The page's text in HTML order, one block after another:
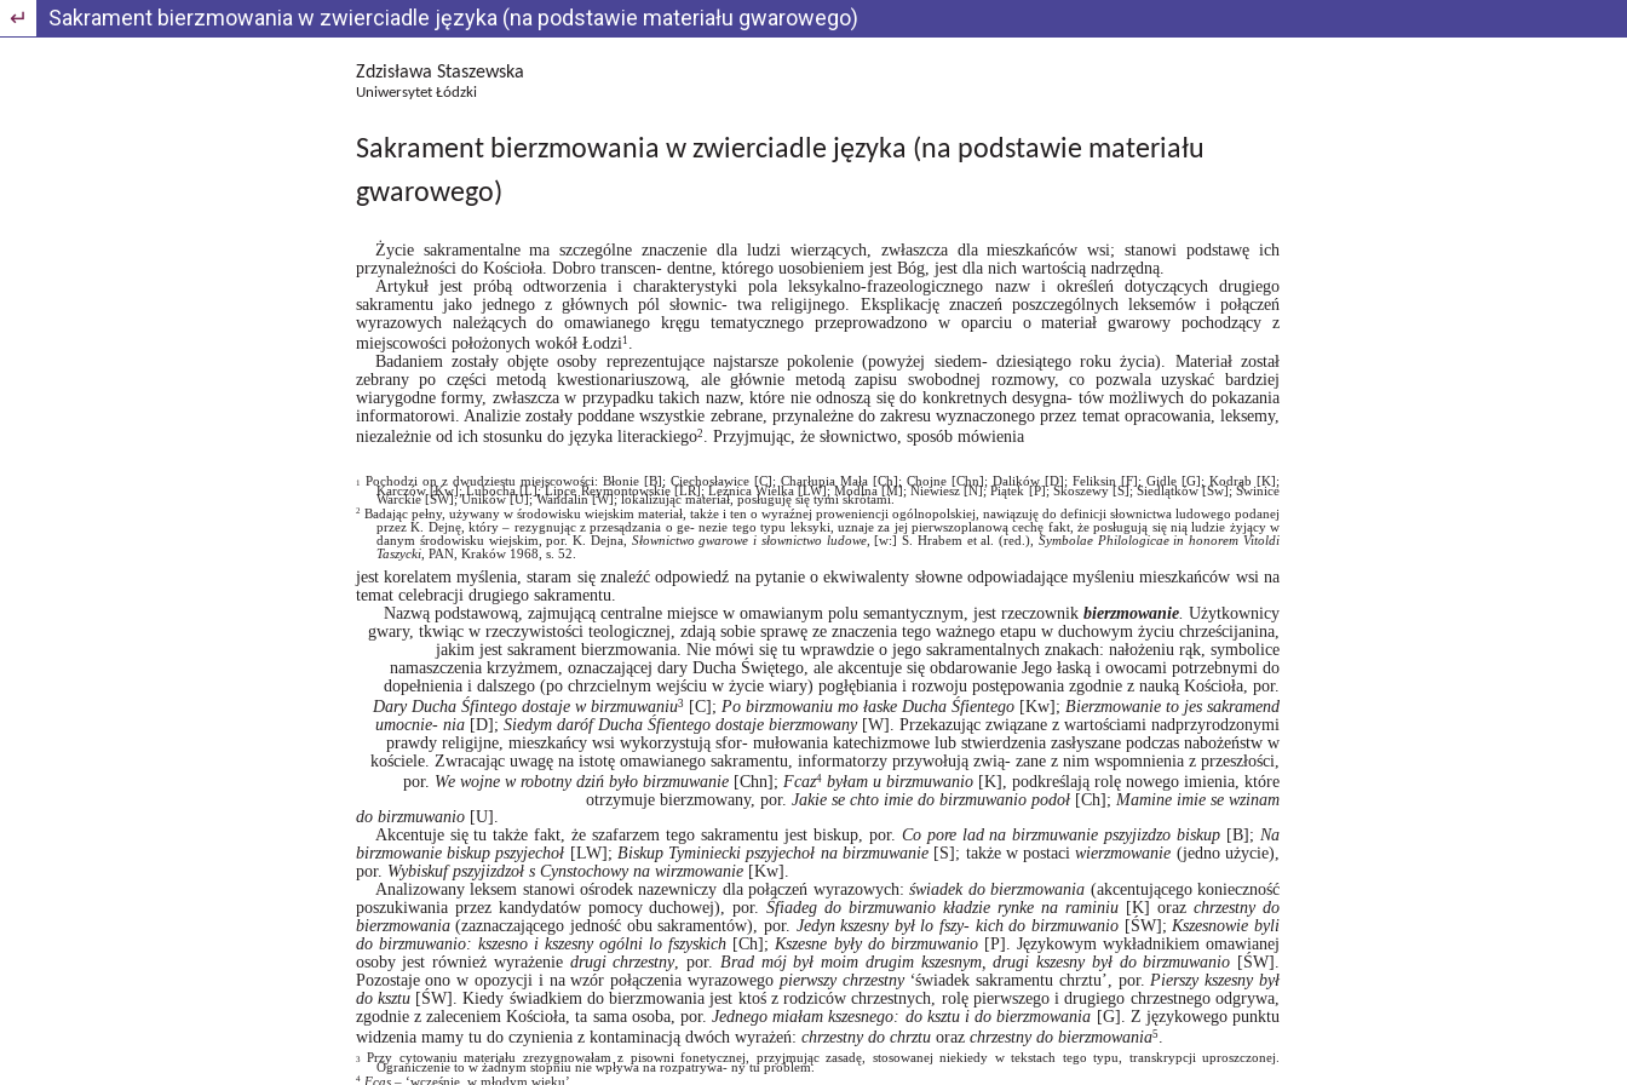
Wróć do szczegółów artykułu
Sakrament bierzmowania w zwierciadle języka (na podstawie materiału gwarowego)